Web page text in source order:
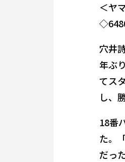
＜ヤ
穴井
年ぶ
てス
し、
18番
た。
だっ